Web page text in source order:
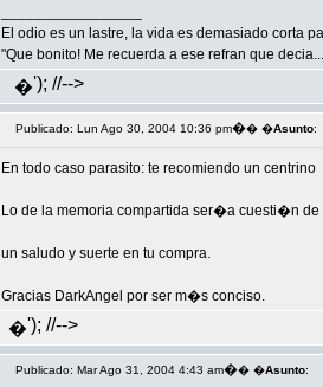
El odio es un lastre, la vida es demasiado corta
"Que bonito! Me recuerda a ese refran que
�'); //-->
Publicado: Lun Ago 30, 2004 10:36 pm�� �Asunto:
En todo caso parasito: te recomiendo un centrino
Lo de la memoria compartida ser�a cuesti�n
un saludo y suerte en tu compra.
Gracias DarkAngel por ser m�s conciso.
�'); //-->
Publicado: Mar Ago 31, 2004 4:43 am�� �Asunto: